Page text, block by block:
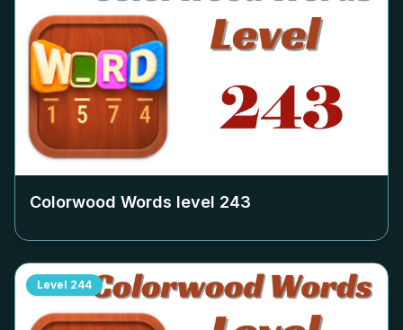
Colorwood Words level 243
Level 244